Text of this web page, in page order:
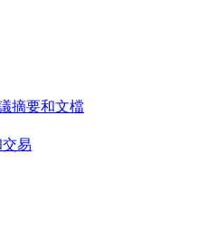
摘要和文檔
易